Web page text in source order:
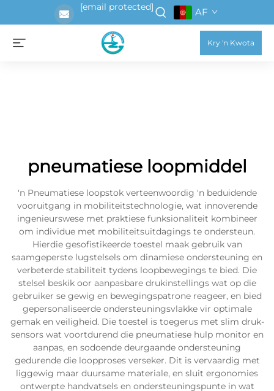
[email protected] AF
Kry 'n Kwota
pneumatiese loopmiddel
'n Pneumatiese loopstok verteenwoordig 'n beduidende
vooruitgang in mobiliteitstechnologie, wat innoverende
ingenieurswese met praktiese funksionaliteit kombineer
om individue met mobiliteitsuitdagings te ondersteun.
Hierdie gesofistikeerde toestel maak gebruik van
saamgeperste lugstelsels om dinamiese ondersteuning en
verbeterde stabiliteit tydens loopbewegings te bied. Die
stelsel beskik oor aanpasbare drukinstellings wat op die
gebruiker se gewig en bewegingspatrone reageer, en bied
gepersonaliseerde ondersteuningsvlakke vir optimale
gemak en veiligheid. Die toestel is toegerus met slim druk-
sensors wat voortdurend die pneumatiese hulp monitor en
aanpas, en sodoende deurgaande ondersteuning
gedurende die loopproses verseker. Dit is vervaardig met
liggewig maar duursame materiale, en sluit ergonomies
ontwerpte handvatsels en ondersteuningspunte in wat